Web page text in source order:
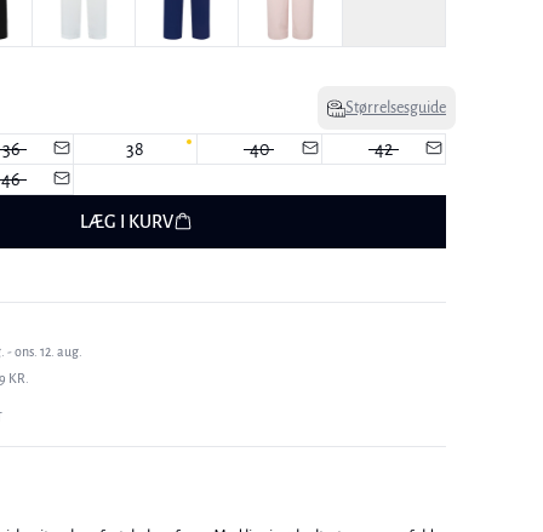
Størrelsesguide
36 38 40
42
46
LÆG I KURV
- ons. 12. aug.
KR.